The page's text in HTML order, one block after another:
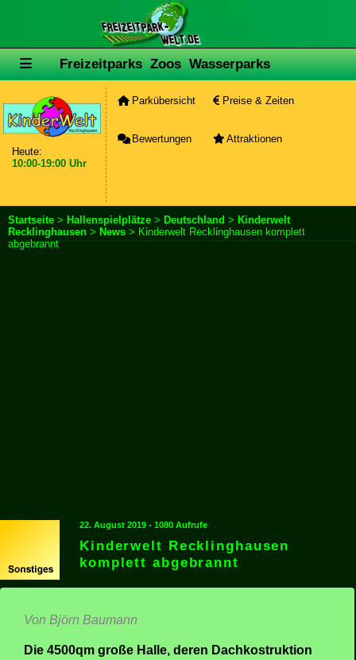
Freizeitparks Zoos Wasserparks
Heute:
10:00-19:00 Uhr
Parkübersicht Preise & Zeiten
Bewertungen Attraktionen
Startseite > Hallenspielplätze > Deutschland > Kinderwelt
Recklinghausen > News > Kinderwelt Recklinghausen komplett
abgebrannt
22. August 2019 - 1080 Aufrufe
Kinderwelt Recklinghausen
komplett abgebrannt
Von Björn Baumann
Die 4500qm große Halle, deren Dachkostruktion